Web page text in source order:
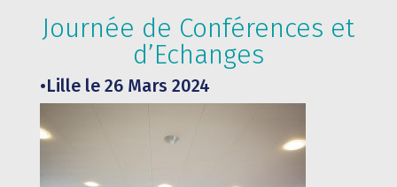
Journée de Conférences et
d’Echanges
•Lille le 26 Mars 2024